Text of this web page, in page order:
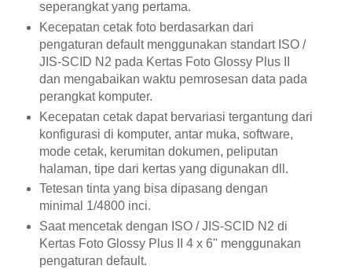
seperangkat yang pertama.
Kecepatan cetak foto berdasarkan dari
pengaturan default menggunakan standart ISO /
JIS-SCID N2 pada Kertas Foto Glossy Plus II
dan mengabaikan waktu pemrosesan data pada
perangkat komputer.
Kecepatan cetak dapat bervariasi tergantung dari
konfigurasi di komputer, antar muka, software,
mode cetak, kerumitan dokumen, peliputan
halaman, tipe dari kertas yang digunakan dll.
Tetesan tinta yang bisa dipasang dengan
minimal 1/4800 inci.
Saat mencetak dengan ISO / JIS-SCID N2 di
Kertas Foto Glossy Plus II 4 x 6" menggunakan
pengaturan default.